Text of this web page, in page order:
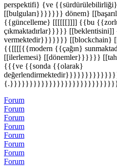
perspektifi} {ve
[[bulguları}}}}}}} dönem}
{{güncelleme} [[[[[[]]]] {{bu
çıkmaktadırlar}}}}} [[beklentisini]]
vermektedir}}}}}}} [[blockchain}
{{[[[[{{modern {{çağın}
[[ilerlemesi} [[dönemler}}}}}}
{{{ve {{sonda {{olarak}
Forum
Forum
Forum
Forum
Forum
Forum
Forum
Forum